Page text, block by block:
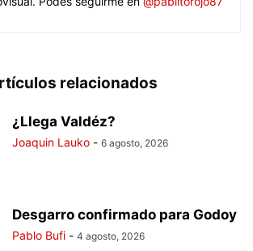
relacionados
¿Llega Valdéz?
Joaquin Lauko - 6 agosto, 2026
Desgarro confirmado para Godoy
Pablo Bufi - 4 agosto, 2026